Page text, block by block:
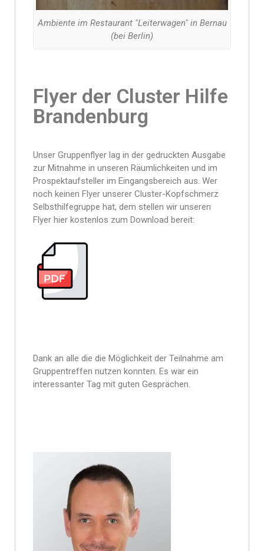
Ambiente im Restaurant "Leiterwagen" in Bernau
(bei Berlin)
Flyer der Cluster Hilfe
Brandenburg
Unser Gruppenflyer lag in der gedruckten Ausgabe
zur Mitnahme in unseren Räumlichkeiten und im
Prospektaufsteller im Eingangsbereich aus. Wer
noch keinen Flyer unserer Cluster-Kopfschmerz
Selbsthilfegruppe hat, dem stellen wir unseren
Flyer hier kostenlos zum Download bereit:
Dank an alle die die Möglichkeit der Teilnahme am
Gruppentreffen nutzen konnten. Es war ein
interessanter Tag mit guten Gesprächen.